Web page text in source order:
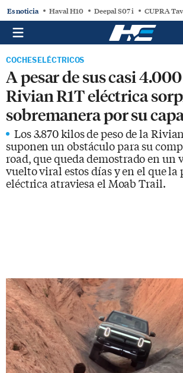
Es noticia Haval H10 Deepal S07 i CUPRA
COCHES ELÉCTRICOS
A pesar de sus casi
Rivian R1T eléctrica
sobremanera por su
Los 3.870 kilos de peso de la
suponen un obstáculo para su
road, que queda demostrado en un
vuelto viral estos días y en el que la
eléctrica atraviesa el Moab Trail.